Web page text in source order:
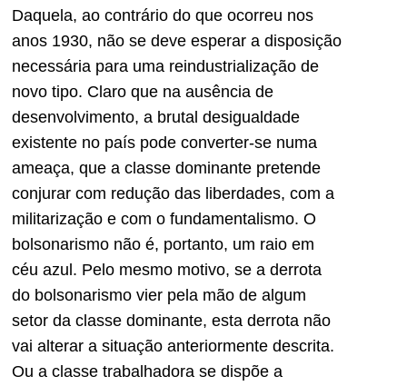
Daquela, ao contrário do que ocorreu nos
anos 1930, não se deve esperar a disposição
necessária para uma reindustrialização de
novo tipo. Claro que na ausência de
desenvolvimento, a brutal desigualdade
existente no país pode converter-se numa
ameaça, que a classe dominante pretende
conjurar com redução das liberdades, com a
militarização e com o fundamentalismo. O
bolsonarismo não é, portanto, um raio em
céu azul. Pelo mesmo motivo, se a derrota
do bolsonarismo vier pela mão de algum
setor da classe dominante, esta derrota não
vai alterar a situação anteriormente descrita.
Ou a classe trabalhadora se dispõe a